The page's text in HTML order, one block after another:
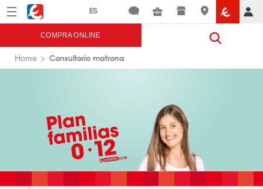
Menú Eroski
COMPRA ONLINE
Home Consultorio matrona